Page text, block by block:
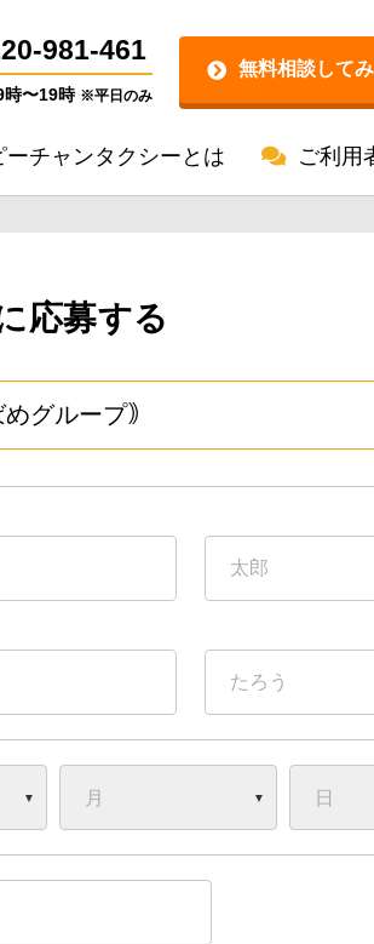
981-461
時〜19時 ※平日のみ
無料相談して
ーチャンタクシーとは ご利用
応募する
グループ｠